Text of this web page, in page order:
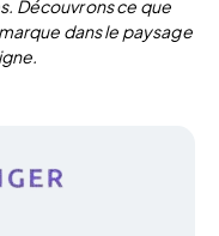
Découvrons ce que
dans le paysage